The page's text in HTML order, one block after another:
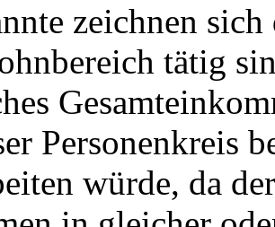
zeichnen
tätig
Personenkreis
würde, da